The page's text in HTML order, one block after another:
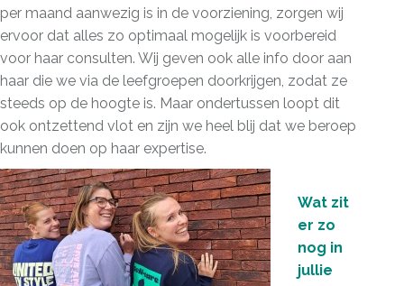
per maand aanwezig is in de voorziening, zorgen wij
ervoor dat alles zo optimaal mogelijk is voorbereid
voor haar consulten. Wij geven ook alle info door aan
haar die we via de leefgroepen doorkrijgen, zodat ze
steeds op de hoogte is. Maar ondertussen loopt dit
ook ontzettend vlot en zijn we heel blij dat we beroep
kunnen doen op haar expertise.
Wat zit
er zo
nog in
jullie